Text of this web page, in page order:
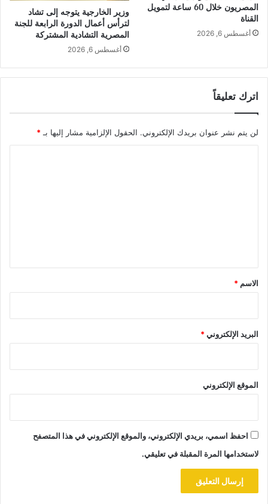
المصريون خلال 60 ساعة لتمويل
القناة
أغسطس 6, 2026
وزير الخارجية يتوجه إلى تشاد
لترأس أعمال الدورة الرابعة للجنة
المصرية التشادية المشتركة
أغسطس 6, 2026
اترك تعليقاً
لن يتم نشر عنوان بريدك الإلكتروني. الحقول الإلزامية مشار إليها بـ *
*
الاسم *
البريد الإلكتروني*
الموقع الإلكتروني
احفظ اسمي، بريدي الإلكتروني، والموقع الإلكتروني في هذا المتصفح
لاستخدامها المرة المقبلة في تعليقي.